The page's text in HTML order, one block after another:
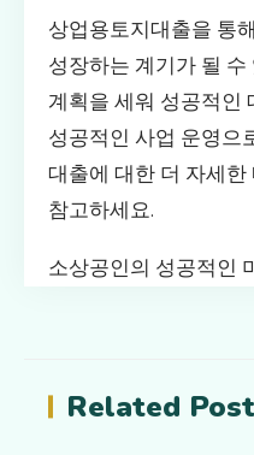
상업용토지대출을 통
성장하는 계기가 될
계획을 세워 성공적인
성공적인 사업 운영으
대출에 대한 더 자세한
참고하세요.
소상공인의 성공적인
Related